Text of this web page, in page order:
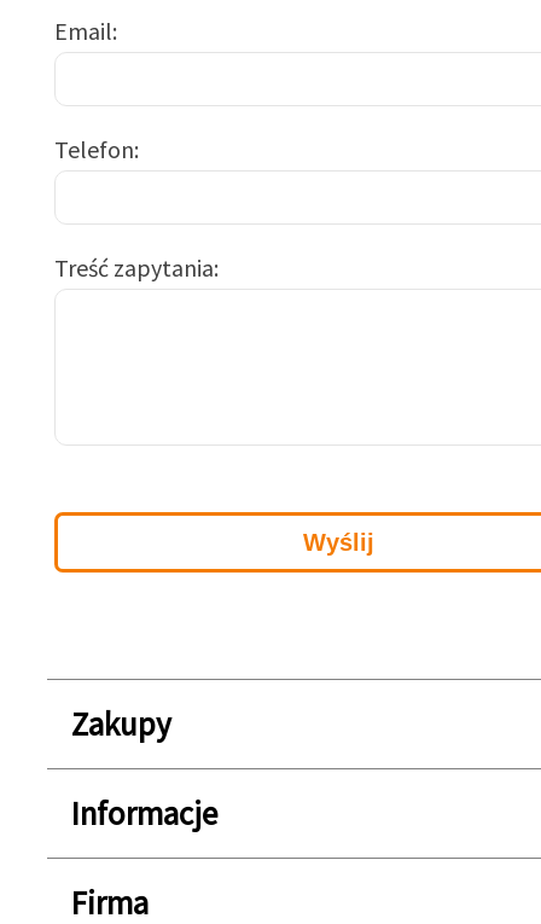
Email
Telefon
Treść zapytania
Zakupy
Informacje
Firma